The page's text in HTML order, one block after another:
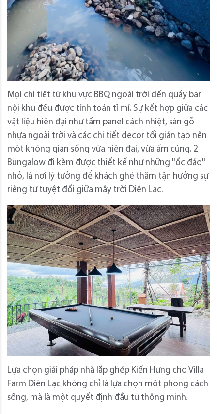
Mọi chi tiết từ khu vực BBQ ngoài trời đến quầy bar
nội khu đều được tính toán tỉ mỉ. Sự kết hợp giữa các
vật liệu hiện đại như tấm panel cách nhiệt, sàn gỗ
nhựa ngoài trời và các chi tiết decor tối giản tạo nên
một không gian sống vừa hiện đại, vừa ấm cúng. 2
Bungalow đi kèm được thiết kế như những "ốc đảo"
nhỏ, là nơi lý tưởng để khách ghé thăm tận hưởng sự
riêng tư tuyệt đối giữa mây trời Diên Lạc.
Lựa chọn giải pháp nhà lắp ghép Kiến Hưng cho Villa
Farm Diên Lạc không chỉ là lựa chọn một phong cách
sống, mà là một quyết định đầu tư thông minh.